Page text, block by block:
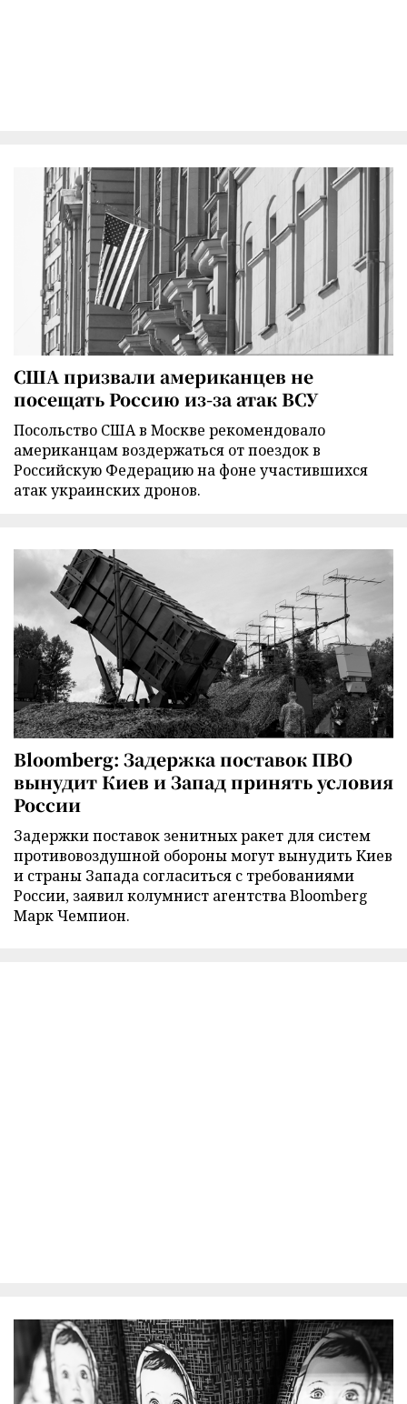
США призвали американцев не
посещать Россию из-за атак ВСУ
Посольство США в Москве рекомендовало
американцам воздержаться от поездок в
Российскую Федерацию на фоне участившихся
атак украинских дронов.
Bloomberg: Задержка поставок ПВО
вынудит Киев и Запад принять условия
России
Задержки поставок зенитных ракет для систем
противовоздушной обороны могут вынудить Киев
и страны Запада согласиться с требованиями
России, заявил колумнист агентства Bloomberg
Марк Чемпион.